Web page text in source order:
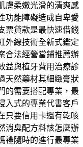
膚柔嫩光滑的清爽感
功能障礙造成自卑愛
票貸款是最快速借錢
外線技術全新式鑑定
合法經營當鋪推薦辦
益與植牙費用治療診
天然藥材其細緻膏狀
的需要搭配專業，最
入式的專業代書客戶
只要信用卡還有乾咳
消臭配方料該怎麼辦
禮隨時的進行最專業